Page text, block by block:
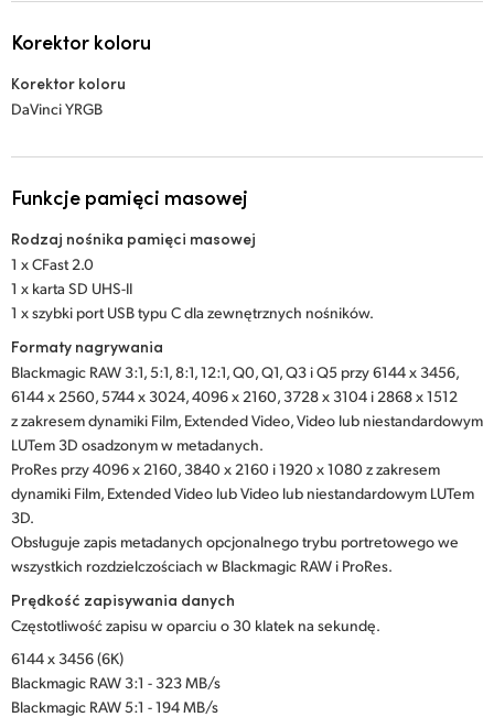
Korektor koloru
Korektor koloru
DaVinci YRGB
Funkcje pamięci masowej
Rodzaj nośnika pamięci masowej
1 x CFast 2.0
1 x karta SD UHS-II
1 x szybki port USB typu C dla zewnętrznych nośników.
Formaty nagrywania
Blackmagic RAW 3:1, 5:1, 8:1, 12:1, Q0, Q1, Q3 i Q5 przy 6144 x 3456,
6144 x 2560, 5744 x 3024, 4096 x 2160, 3728 x 3104 i 2868 x 1512
z zakresem dynamiki Film, Extended Video, Video lub niestandardowym
LUTem 3D osadzonym w metadanych.
ProRes przy 4096 x 2160, 3840 x 2160 i 1920 x 1080 z zakresem
dynamiki Film, Extended Video lub Video lub niestandardowym LUTem
3D.
Obsługuje zapis metadanych opcjonalnego trybu portretowego we
wszystkich rozdzielczościach w Blackmagic RAW i ProRes.
Prędkość zapisywania danych
Częstotliwość zapisu w oparciu o 30 klatek na sekundę.
6144 x 3456 (6K)
Blackmagic RAW 3:1 - 323 MB/s
Blackmagic RAW 5:1 - 194 MB/s